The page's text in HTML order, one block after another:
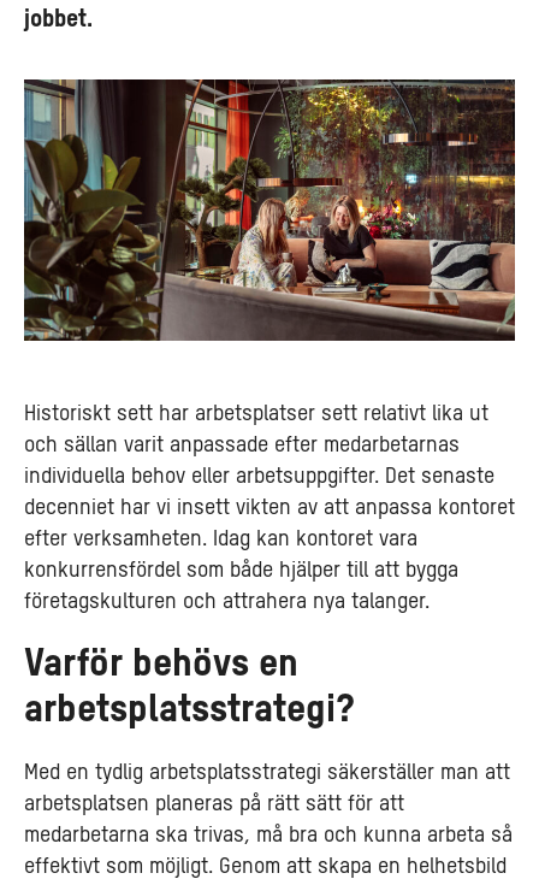
jobbet.
Historiskt sett har arbetsplatser sett relativt lika ut
och sällan varit anpassade efter medarbetarnas
individuella behov eller arbetsuppgifter. Det senaste
decenniet har vi insett vikten av att anpassa kontoret
efter verksamheten. Idag kan kontoret vara
konkurrensfördel som både hjälper till att bygga
företagskulturen och attrahera nya talanger.
Varför behövs en
arbetsplatsstrategi?
Med en tydlig arbetsplatsstrategi säkerställer man att
arbetsplatsen planeras på rätt sätt för att
medarbetarna ska trivas, må bra och kunna arbeta så
effektivt som möjligt. Genom att skapa en helhetsbild